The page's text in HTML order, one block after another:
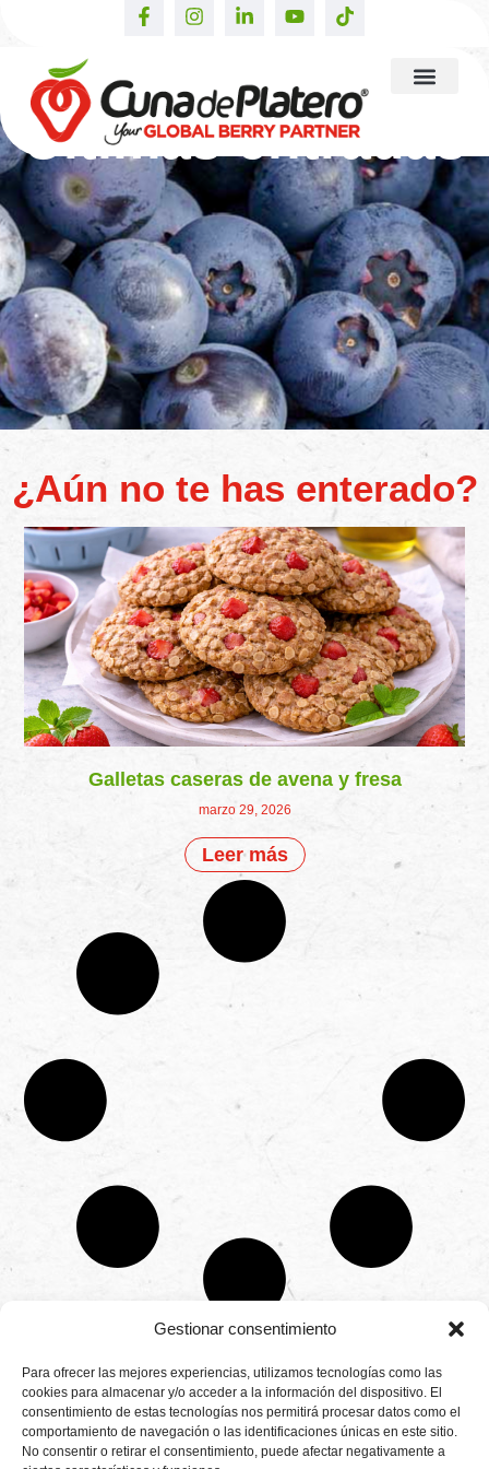
Gestionar consentimiento
Para ofrecer las mejores experiencias, utilizamos tecnologías como las
cookies para almacenar y/o acceder a la información del dispositivo. El
consentimiento de estas tecnologías nos permitirá procesar datos como el
comportamiento de navegación o las identificaciones únicas en este sitio.
No consentir o retirar el consentimiento, puede afectar negativamente a
Últimas entradas
¿Aún no te has enterado?
Galletas caseras de avena y fresa
marzo 29, 2026
Leer más
Productores
de
fresas,
frambuesas,
CONTÁCTANOS
Camino de
Montemayor s/n
21800 Moguer.
Huelva ESPAÑA.
Aviso legal
Política de
privacidad
Canal de denuncias